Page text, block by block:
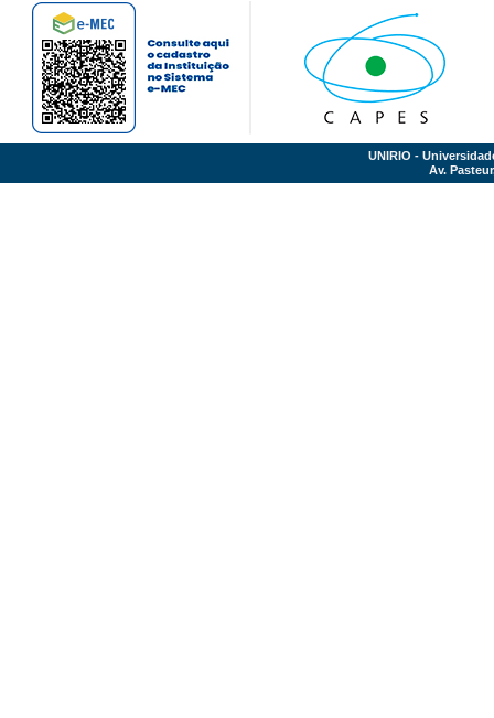
UNIRIO -
Av.